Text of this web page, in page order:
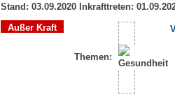
Stand: 03.09.2020 Inkrafttreten:
Außer Kraft
Themen: